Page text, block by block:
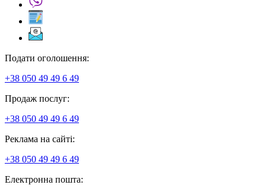
Подати оголошення:
+38 050 49 49 6 49
Продаж послуг:
+38 050 49 49 6 49
Реклама на сайті:
+38 050 49 49 6 49
Електронна пошта: